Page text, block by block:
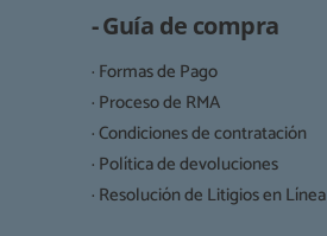
- Guía de compra
· Formas de Pago
· Proceso de RMA
· Condiciones de contratación
· Política de devoluciones
· Resolución de Litigios en Línea
Destinatarios:
Derechos: